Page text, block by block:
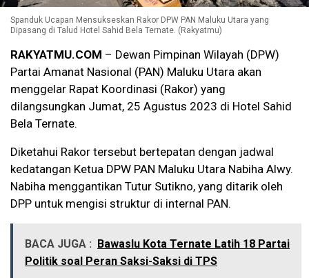
Spanduk Ucapan Mensukseskan Rakor DPW PAN Maluku Utara yang
Dipasang di Talud Hotel Sahid Bela Ternate. (Rakyatmu)
RAKYATMU.COM – Dewan Pimpinan Wilayah (DPW)
Partai Amanat Nasional (PAN) Maluku Utara akan
menggelar Rapat Koordinasi (Rakor) yang
dilangsungkan Jumat, 25 Agustus 2023 di Hotel Sahid
Bela Ternate.
Diketahui Rakor tersebut bertepatan dengan jadwal
kedatangan Ketua DPW PAN Maluku Utara Nabiha Alwy.
Nabiha menggantikan Tutur Sutikno, yang ditarik oleh
DPP untuk mengisi struktur di internal PAN.
BACA JUGA : Bawaslu Kota Ternate Latih 18 Partai
Politik soal Peran Saksi-Saksi di TPS